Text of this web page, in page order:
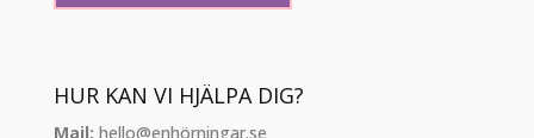
HUR KAN VI HJÄLPA DIG?
Mail: hello@enhörningar.se